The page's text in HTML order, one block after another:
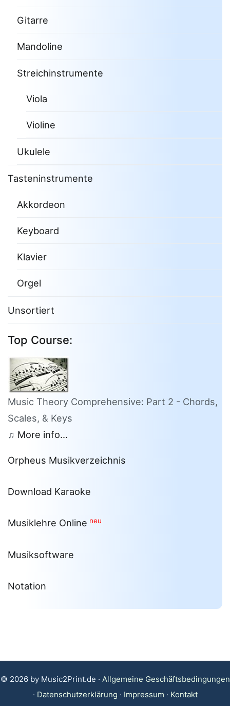
Gitarre
Mandoline
Streichinstrumente
Viola
Violine
Ukulele
Tasteninstrumente
Akkordeon
Keyboard
Klavier
Orgel
Unsortiert
Top Course:
Music Theory Comprehensive: Part 2 - Chords,
Scales, & Keys
♫ More info...
Orpheus Musikverzeichnis
Download Karaoke
Musiklehre Online neu
Musiksoftware
Notation
© 2026 by Music2Print.de · Allgemeine Geschäftsbedingungen
· Datenschutzerklärung · Impressum · Kontakt